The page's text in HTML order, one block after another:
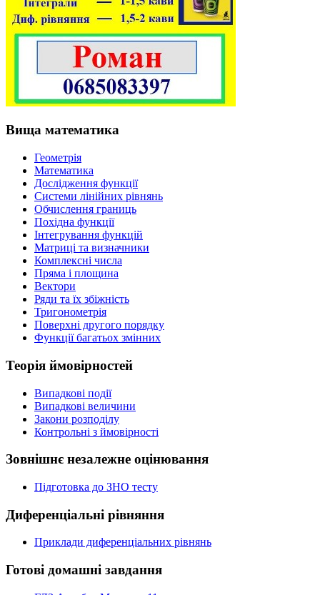
Вища математика
Геометрія
Математика
Дослідження функції
Системи лінійних рівнянь
Обчислення границь
Похідна функції
Інтегрування функцій
Матриці та визначники
Комплексні числа
Пряма і площина
Вектори
Ряди та їх збіжність
Тригонометрія
Поверхні другого порядку
Функції багатьох змінних
Теорія ймовірностей
Випадкові події
Випадкові величини
Закони розподілу
Контрольні з ймовірності
Зовнішнє незалежне оцінювання
Підготовка до ЗНО тесту
Диференціальні рівняння
Приклади диференціальних рівнянь
Готові домашні завдання